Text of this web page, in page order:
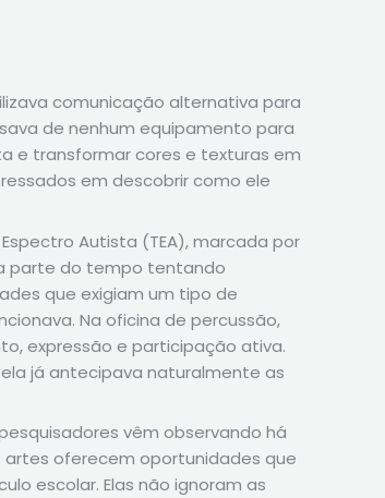
comunicação alternativa para
de nenhum equipamento para
e transformar cores e texturas em
em descobrir como ele
Autista (TEA), marcada por
parte do tempo tentando
que exigiam um tipo de
Na oficina de percussão,
expressão e participação ativa.
já antecipava naturalmente as
vêm observando há
artes oferecem oportunidades que
escolar. Elas não ignoram as